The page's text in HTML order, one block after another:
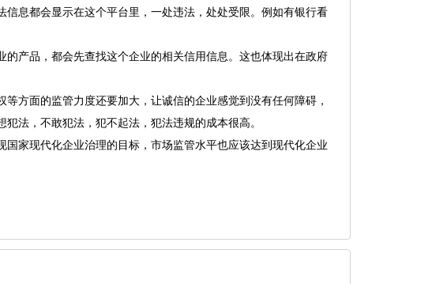
息都会显示在这个平台里，一处违法，处处受限。例如有银行看
产品，都会先查找这个企业的相关信用信息。这也体现出在政府
面的监管力度还要加大，让诚信的企业感觉到没有任何障碍，
法，不敢犯法，犯不起法，犯法违规的成本很高。
家现代化企业治理的目标，市场监管水平也应该达到现代化企业